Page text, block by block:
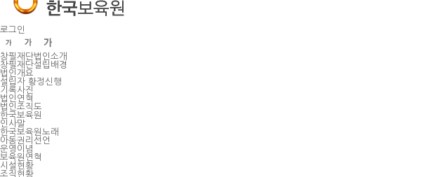
바
가
기
로그인
창필재단법인소개
창필재단설립배경
법인개요
설립자 황정신행
기록사진
법인연혁
법인조직도
한국보육원
인사말
한국보육원노래
아동권리선언
운영이념
보육원연혁
시설현황
조직현황